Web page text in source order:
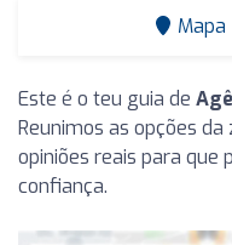
Mapa
Este é o teu guia de
Reunimos as opções
opiniões reais para que
confiança.